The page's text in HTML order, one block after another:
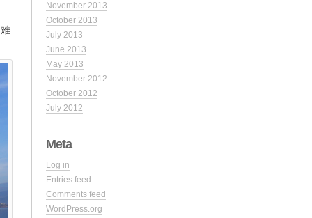
November 2013
October 2013
July 2013
June 2013
May 2013
November 2012
October 2012
July 2012
Meta
Log in
Entries feed
Comments feed
WordPress.org